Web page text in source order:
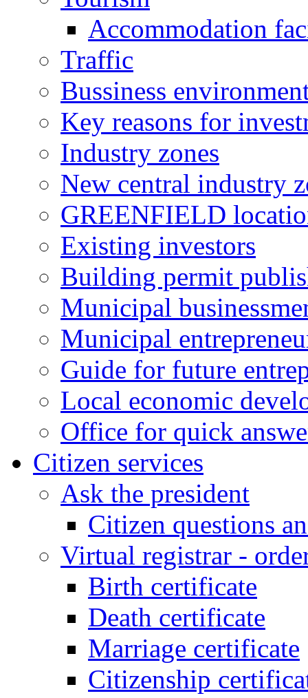
Accommodation
Traffic
Bussiness
Key reasons for
Industry zones
New central industry
GREENFIELD
Existing investors
Building permit
Municipal
Municipal
Guide for future
Local economic
Office for quick
Citizen services
Ask the president
Citizen questions
Virtual registrar -
Birth certificate
Death certificate
Marriage certificate
Citizenship